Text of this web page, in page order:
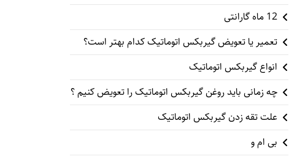
12 ماه گارانتی
تعمیر یا تعویض گیربکس اتوماتیک کدام بهتر است؟
انواع گیربکس اتوماتیک
چه زمانی باید روغن گیربکس اتوماتیک را تعویض کنیم ؟
علت تقه زدن گیربکس اتوماتیک
بی ام و